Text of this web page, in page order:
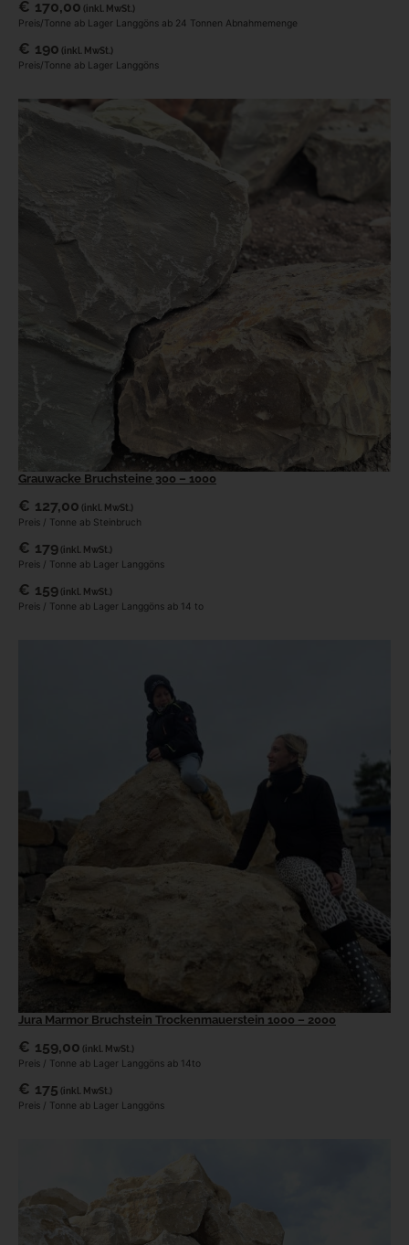
€ 170,00 (inkl. MwSt.)
Preis/Tonne ab Lager Langgöns ab 24 Tonnen Abnahmemenge
€ 190 (inkl. MwSt.)
Preis/Tonne ab Lager Langgöns
Grauwacke Bruchsteine 300 – 1000
€ 127,00 (inkl. MwSt.)
Preis / Tonne ab Steinbruch
€ 179(inkl. MwSt.)
Preis / Tonne ab Lager Langgöns
€ 159(inkl. MwSt.)
Preis / Tonne ab Lager Langgöns ab 14 to
Jura Marmor Bruchstein Trockenmauerstein 1000 – 2000
€ 159,00 (inkl. MwSt.)
Preis / Tonne ab Lager Langgöns ab 14to
€ 175 (inkl. MwSt.)
Preis / Tonne ab Lager Langgöns